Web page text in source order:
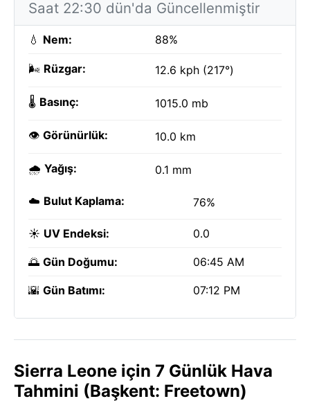
Saat 22:30 dün'da Güncellenmiştir
💧 Nem: 88%
🌬️ Rüzgar: 12.6 kph (217°)
🌡️ Basınç: 1015.0 mb
👁️ Görünürlük: 10.0 km
🌧️ Yağış: 0.1 mm
☁️ Bulut Kaplama: 76%
☀️ UV Endeksi: 0.0
🌅 Gün Doğumu: 06:45 AM
🌇 Gün Batımı: 07:12 PM
Sierra Leone için 7 Günlük Hava
Tahmini (Başkent: Freetown)